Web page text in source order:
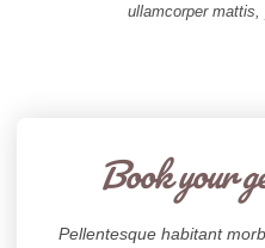
ullamcorper mattis,
Book your
Pellentesque habitant